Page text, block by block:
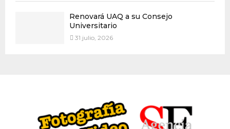
Renovará UAQ a su Consejo
Universitario
31 julio, 2026